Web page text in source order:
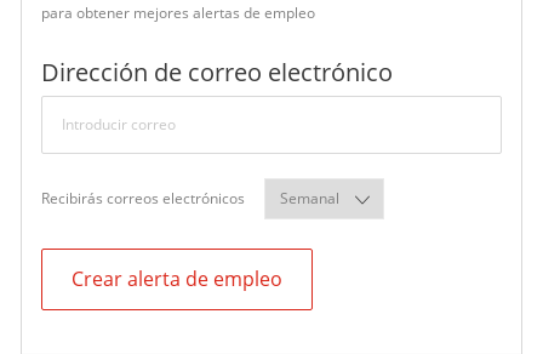
para obtener mejores alertas de empleo
Dirección de correo electrónicoRequired
Recibirás correos electrónicosRequired
Crear alerta de empleo